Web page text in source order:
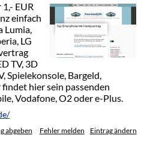
EUR
einfach
Lumia,
LG
TV, 3D
Spielekonsole, Bargeld,
hier sein passenden
Vodafone, O2 oder e-Plus.
abgeben Fehler melden Eintrag ändern